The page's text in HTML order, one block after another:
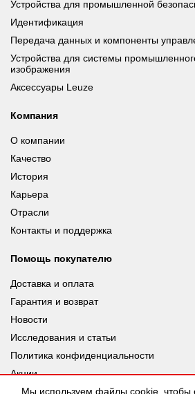
Устройства для промышленной
Идентификация
Передача данных и компоненты
Устройства для системы
изображения
Аксессуары Leuze
Компания
О компании
Качество
История
Карьера
Отрасли
Контакты и поддержка
Помощь покупателю
Доставка и оплата
Гарантия и возврат
Новости
Исследования и статьи
Политика конфиденциальности
Акции
Мы используем файлы cookie, чтобы